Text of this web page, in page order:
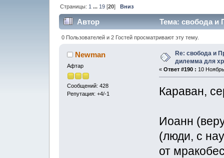
Страницы: 1 ... 19 [20]Вниз
Автор
Тема: свобода и
269483 раз)
0 Пользователей и 2 Гостей просматривают эту тему.
Newman
Афтар
Сообщений: 428
Репутация: +4/-1
Re: свобода и
дилемма для
« Ответ #190 : 10
Караван,
Иоанн
(люди, с
от